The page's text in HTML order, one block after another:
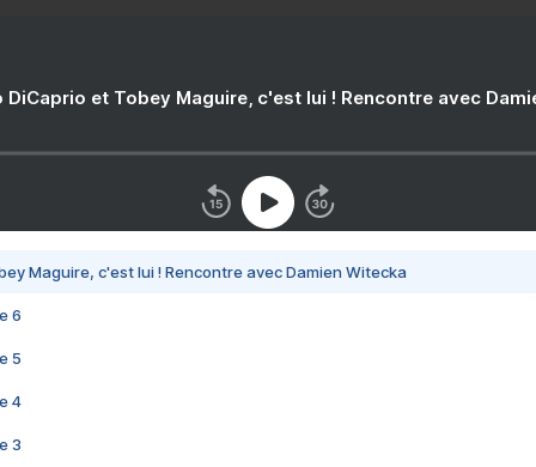
DiCaprio et Tobey Maguire, c'est lui ! Rencontre avec
Maguire, c'est lui ! Rencontre avec Damien Witecka
6
5
4
3